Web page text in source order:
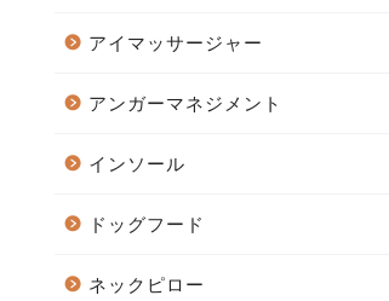
アイマッサージャー
アンガーマネジメント
インソール
ドッグフード
ネックピロー